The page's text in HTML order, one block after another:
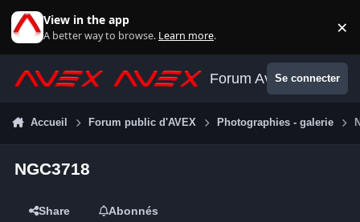
View in the app
A better way to browse. Learn more. ×
Forum AvexSe connecter
Accueil Forum public d'AVEX Photographies - galerie
NGC3718
Share
Abonnés